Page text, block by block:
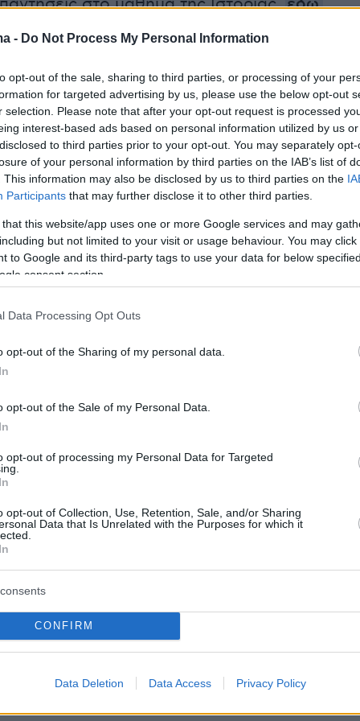
- Do Not Process My Personal Information
opt-out of the sale, sharing to third parties, or processing of your
for targeted advertising by us, please use the below opt-out
selection. Please note that after your opt-out request is processed
interest-based ads based on personal information utilized by us
to third parties prior to your opt-out. You may separately
of your personal information by third parties on the IAB’s list of
This information may also be disclosed by us to third parties on the
Participants that may further disclose it to other third parties.
that this website/app uses one or more Google services and may
but not limited to your visit or usage behaviour. You may
to Google and its third-party tags to use your data for below
consent section.
Data Processing Opt Outs
opt-out of the Sharing of my personal data.
opt-out of the Sale of my Personal Data.
opt-out of processing my Personal Data for Targeted
opt-out of Collection, Use, Retention, Sale, and/or Sharing
Data that Is Unrelated with the Purposes for which it
CONFIRM
Data Deletion Data Access Privacy Policy
στο μάθημα της Ιστορίας,εδώ
στο μάθημα της Φυσικής,εδώ
στο μάθημα της Οικονομίας,εδώ
2026: Θέματα με έμφαση στη
μεθοδολογία και τη σύνθεση -
στην Ιστορία, απαιτητικά στη
στην Οικονομία
ύλης αλλά με σαφείς απαιτήσεις
των Πανελλαδικών Εξετάσεων στα
Φυσικής, της Ιστορίας και της Οικονομίας.
συγκλίνουν στο ότι τα θέματα δεν
ωστόσο η διαβάθμιση της δυσκολίας ήταν
ανά μάθημα, γεγονός που αναμένεται να
την τελική κατανομή των βαθμολογιών.
ότι κινήθηκε σε γνώριμο εξεταστικό
τυπικές ερωτήσεις θεωρίας στο Θέμα Α και